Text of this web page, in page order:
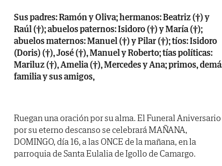
Sus padres: Ramón y Oliva; hermanos: Beatriz (†) y
Raúl (†); abuelos paternos: Isidoro (†) y María (†);
abuelos maternos: Manuel (†) y Pilar (†); tíos: Isidoro
(Doris) (†), José (†), Manuel y Roberto; tías políticas:
Mariluz (†), Amelia (†), Mercedes y Ana; primos,
familia y sus amigos,
Ruegan una oración por su alma. El Funeral Aniversario
por su eterno descanso se celebrará MAÑANA,
DOMINGO, día 16, a las ONCE de la mañana, en la
parroquia de Santa Eulalia de Igollo de Camargo.